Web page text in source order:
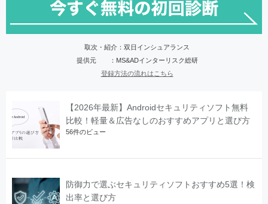
取次・紹介：双日インシュアランス
提供元 ：MS&ADインターリスク総研
登録方法の流れはこちら
【2026年最新】Androidセキュリティソフト無料
比較！軽量＆広告なしのおすすめアプリと選び方
56件のビュー
防御力で選ぶセキュリティソフトおすすめ5選！検
出率と選び方